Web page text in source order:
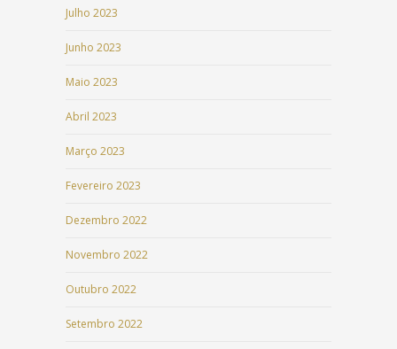
Julho 2023
Junho 2023
Maio 2023
Abril 2023
Março 2023
Fevereiro 2023
Dezembro 2022
Novembro 2022
Outubro 2022
Setembro 2022